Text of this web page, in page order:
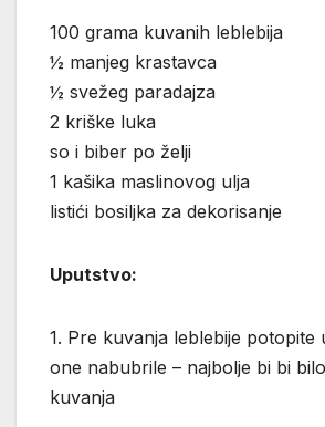
100 grama kuvanih leblebija
½ manjeg krastavca
½ svežeg paradajza
2 kriške luka
so i biber po želji
1 kašika maslinovog ulja
listići bosiljka za dekorisanje
Uputstvo:
1. Pre kuvanja leblebije potopite
one nabubrile – najbolje bi bi
kuvanja